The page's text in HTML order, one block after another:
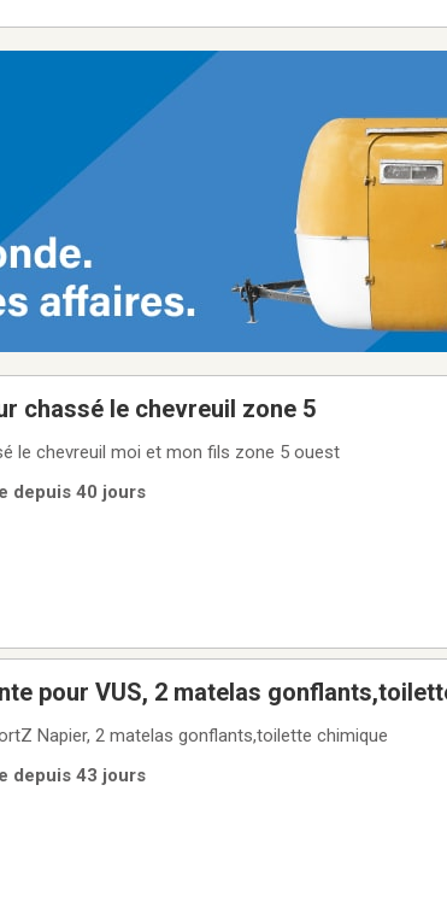
chassé le chevreuil zone 5
le chevreuil moi et mon fils zone 5 ouest
depuis 40 jours
pour VUS, 2 matelas
Napier, 2 matelas gonflants,toilette chimique
depuis 43 jours